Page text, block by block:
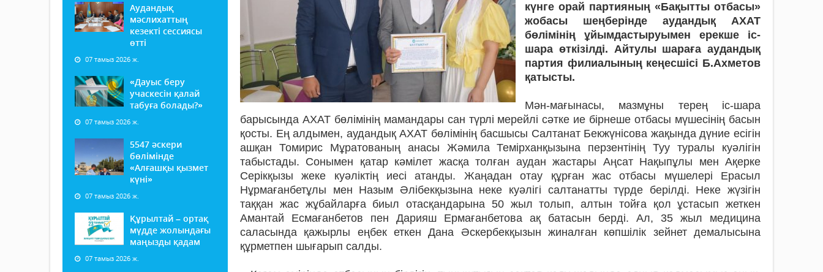
Аудандық
мәслихаттың
кезекті сессиясы
өтті
07 тамыз 2026 ж.
«Дауыс беру
учаскесін қалай
табуға болады?»
07 тамыз 2026 ж.
5547 әскери
бөлімінде
«Алғашқы қызмет
күні»
07 тамыз 2026 ж.
Құрылтай – ортақ
мүдде жолындағы
маңызды қадам
07 тамыз 2026 ж.
күнге орай партияның «Бақытты отбасы»
жобасы шеңберінде аудандық АХАТ
бөлімінің ұйымдастыруымен ерекше іс-
шара өткізілді. Айтулы шараға аудандық
партия филиалының кеңесшісі Б.Ахметов
қатысты.
Мән-мағынасы, мазмұны терең іс-шара
барысында АХАТ бөлімінің мамандары сан түрлі мерейлі сәтке ие бірнеше отбасы мүшесінің басын
қосты. Ең алдымен, аудандық АХАТ бөлімінің басшысы Салтанат Бекжүнісова жақында дүние есігін
ашқан Томирис Мұратованың анасы Жәмила Темірханқызына перзентінің Туу туралы куәлігін
табыстады. Сонымен қатар кәмілет жасқа толған аудан жастары Аңсат Нақыпұлы мен Ақерке
Серікқызы жеке куәліктің иесі атанды. Жаңадан отау құрған жас отбасы мүшелері Ерасыл
Нұрмағанбетұлы мен Назым Әлібекқызына неке куәлігі салтанатты түрде берілді. Неке жүзігін
таққан жас жұбайларға биыл отасқандарына 50 жыл толып, алтын тойға қол ұстасып жеткен
Амантай Есмағанбетов пен Дарияш Ермағанбетова ақ батасын берді. Ал, 35 жыл медицина
саласында қажырлы еңбек еткен Дана Әскербекқызын жиналған көпшілік зейнет демалысына
құрметпен шығарып салды.